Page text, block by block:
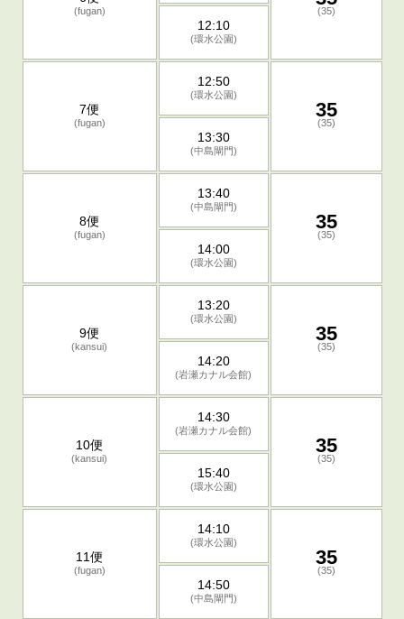
(fugan) (35)
12:10
(環水公園)
7便
(fugan)
12:50
(環水公園)
35
(35)
13:30
(中島閘門)
8便
(fugan)
13:40
(中島閘門)
35
(35)
14:00
(環水公園)
9便
(kansui)
13:20
(環水公園)
35
(35)
14:20
(岩瀬カナル会館)
10便
(kansui)
14:30
(岩瀬カナル会館)
35
(35)
15:40
(環水公園)
11便
(fugan)
14:10
(環水公園)
35
(35)
14:50
(中島閘門)